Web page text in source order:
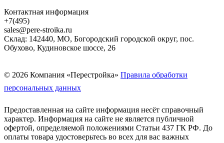
Контактная информация
+7(495)
sales@pere-stroika.ru
Склад: 142440, МО, Богородский городской округ, пос.
Обухово, Кудиновское шоссе, 26
© 2026 Компания «Перестройка» Правила обработки
персональных данных
Предоставленная на сайте информация несёт справочный
характер. Информация на сайте не является публичной
офертой, определяемой положениями Статьи 437 ГК РФ. До
оплаты товара удостоверьтесь во всех для вас важных